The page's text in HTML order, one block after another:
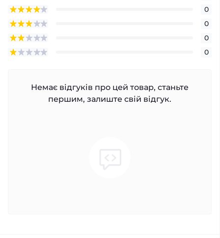
0
0
0
0
Немає відгуків про цей товар, станьте
першим, залиште свій відгук.